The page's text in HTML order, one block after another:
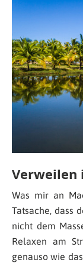
Verweilen
Was mir an
Tatsache, dass
nicht dem
Relaxen am
genauso wie